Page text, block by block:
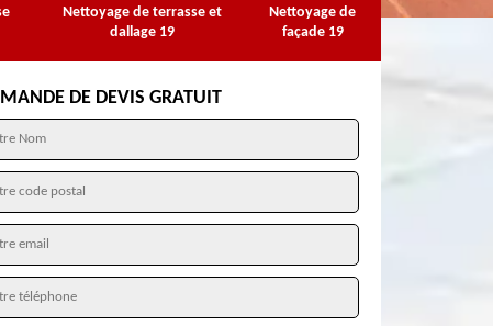
Nettoyage de terrasse et
dallage 19
Nettoyage de
façade 19
DE DEVIS GRATUIT